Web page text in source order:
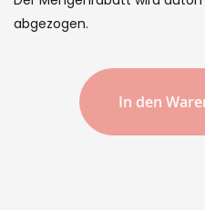
abgezogen.
In den